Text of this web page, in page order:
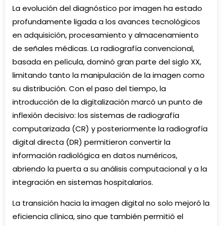
La evolución del diagnóstico por imagen ha estado
profundamente ligada a los avances tecnológicos
en adquisición, procesamiento y almacenamiento
de señales médicas. La radiografía convencional,
basada en película, dominó gran parte del siglo XX,
limitando tanto la manipulación de la imagen como
su distribución. Con el paso del tiempo, la
introducción de la digitalización marcó un punto de
inflexión decisivo: los sistemas de radiografía
computarizada (CR) y posteriormente la radiografía
digital directa (DR) permitieron convertir la
información radiológica en datos numéricos,
abriendo la puerta a su análisis computacional y a la
integración en sistemas hospitalarios.
La transición hacia la imagen digital no solo mejoró la
eficiencia clínica, sino que también permitió el